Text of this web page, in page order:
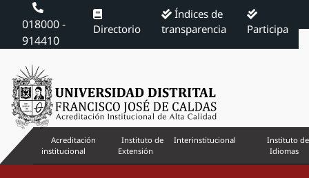
018000 -
914410
Directorio
Índices de
transparencia
Participa
Acreditación
institucional
Instituto de
Extensión
Interinstitucional
Instituto de
Idiomas